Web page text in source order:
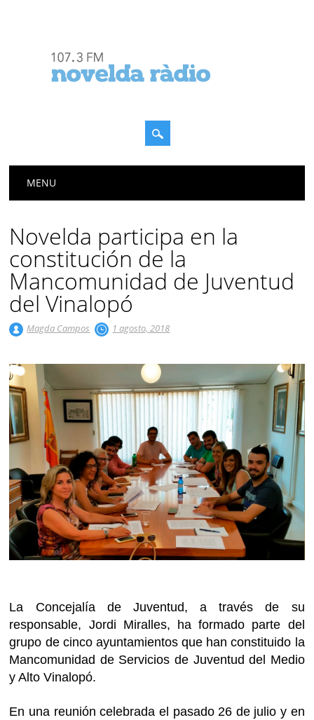
Menú principal
MENU
Novelda participa en la
constitución de la
Mancomunidad de Juventud
del Vinalopó
Magda Campos 1 agosto, 2018
La Concejalía de Juventud, a través de su
responsable, Jordi Miralles, ha formado parte del
grupo de cinco ayuntamientos que han constituido la
Mancomunidad de Servicios de Juventud del Medio
y Alto Vinalopó.
En una reunión celebrada el pasado 26 de julio y en